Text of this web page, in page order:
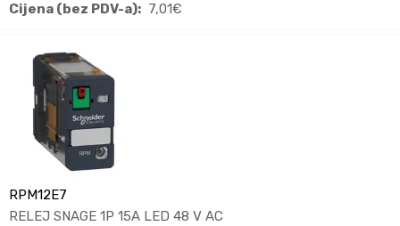
Cijena (bez PDV-a): 7,01€
RPM12E7
RELEJ SNAGE 1P 15A LED 48 V AC